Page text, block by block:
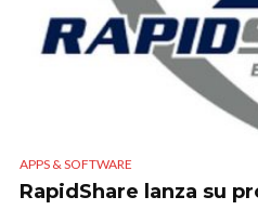
APPS & SOFTWARE
RapidShare lanza su